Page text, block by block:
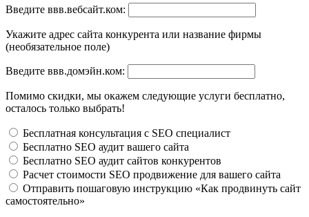
Введите ввв.вебсайт.ком:
Укажите адрес сайта конкурента или название фирмы
(необязательное поле)
Введите ввв.домэйн.ком:
Помимо скидки, мы окажем следующие услуги бесплатно,
осталось только выбрать!
Бесплатная консультация с SEO специалист
Бесплатно SEO аудит вашего сайта
Бесплатно SEO аудит сайтов конкурентов
Расчет стоимости SEO продвижение для вашего сайта
Отправить пошаговую инструкцию «Как продвинуть сайт
самостоятельно»